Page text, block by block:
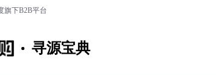
旗下B2B平台
寻源宝典